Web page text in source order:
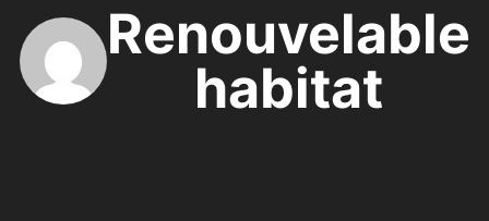
Renouvelable
habitat